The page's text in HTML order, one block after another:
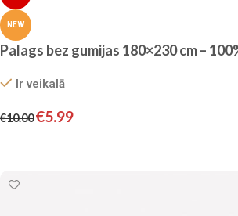
NEW
Palags bez gumijas 180×230 cm –
Ir veikalā
€10.00€5.99